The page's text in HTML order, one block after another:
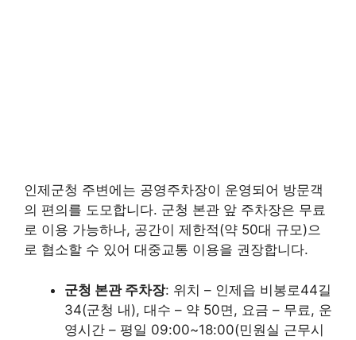
인제군청 주변에는 공영주차장이 운영되어 방문객
의 편의를 도모합니다. 군청 본관 앞 주차장은 무료
로 이용 가능하나, 공간이 제한적(약 50대 규모)으
로 협소할 수 있어 대중교통 이용을 권장합니다.
군청 본관 주차장: 위치 – 인제읍 비봉로44길
34(군청 내), 대수 – 약 50면, 요금 – 무료, 운
영시간 – 평일 09:00~18:00(민원실 근무시